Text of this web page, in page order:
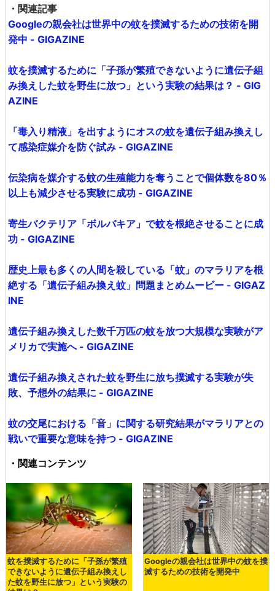
・関連記事
Googleの親会社は世界中の蚊を撲滅するための技術を開
発中 - GIGAZINE
蚊を撲滅するために「子孫が繁殖できないように遺伝子組
み換えした蚊を野生に放つ」という実験の結果は？ - GIG
AZINE
「毒入り精液」を出すようにオスの蚊を遺伝子組み換えし
て感染症媒介を防ぐ試み - GIGAZINE
伝染病を媒介する蚊の生殖能力を奪うことで個体数を80％
以上も減少させる実験に成功 - GIGAZINE
寄生バクテリア「ボルバキア」で蚊を根絶させることに成
功 - GIGAZINE
歴史上最も多くの人間を殺している「蚊」のマラリアを根
絶する「遺伝子組み換え蚊」問題まとめムービー - GIGAZ
INE
遺伝子組み換えした数千万匹の蚊を放つ大規模な実験がア
メリカで実施へ - GIGAZINE
遺伝子組み換えされた蚊を野生に放ち撲滅する実験が失
敗、予想外の結果に - GIGAZINE
蚊の交尾における「音」に関する研究結果がマラリアとの
戦いで重要な意味を持つ - GIGAZINE
・関連コンテンツ
蚊を撲滅するために「子孫が繁殖
できないように遺伝子組み換えし
た蚊を野生に放つ」という実験の
Googleの親会社は世界中の蚊を撲
滅するための技術を開発中